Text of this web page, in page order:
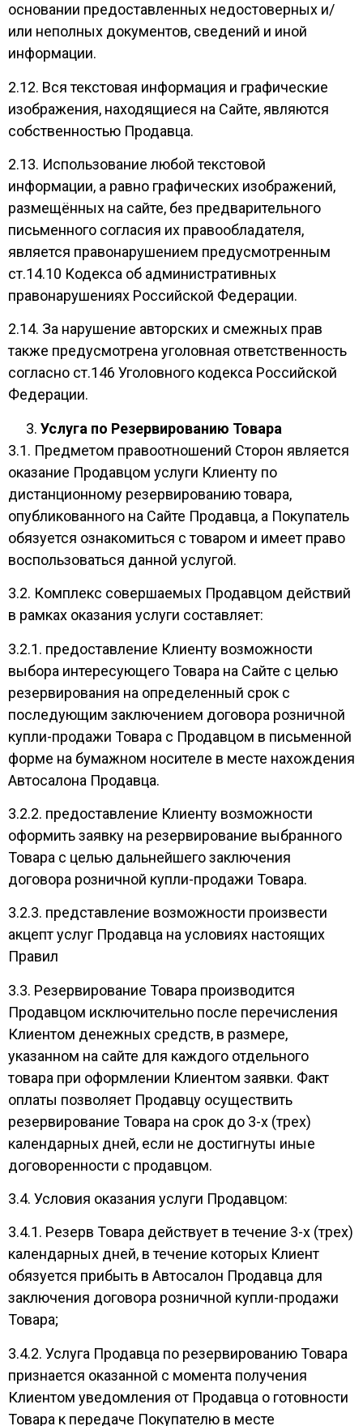
основании предоставленных недостоверных и/
или неполных документов, сведений и иной
информации.
2.12. Вся текстовая информация и графические
изображения, находящиеся на Сайте, являются
собственностью Продавца.
2.13. Использование любой текстовой
информации, а равно графических изображений,
размещённых на сайте, без предварительного
письменного согласия их правообладателя,
является правонарушением предусмотренным
ст.14.10 Кодекса об административных
правонарушениях Российской Федерации.
2.14. За нарушение авторских и смежных прав
также предусмотрена уголовная ответственность
согласно ст.146 Уголовного кодекса Российской
Федерации.
Услуга по Резервированию Товара
3.1. Предметом правоотношений Сторон является
оказание Продавцом услуги Клиенту по
дистанционному резервированию товара,
опубликованного на Сайте Продавца, а Покупатель
обязуется ознакомиться с товаром и имеет право
воспользоваться данной услугой.
3.2. Комплекс совершаемых Продавцом действий
в рамках оказания услуги составляет:
3.2.1. предоставление Клиенту возможности
выбора интересующего Товара на Сайте с целью
резервирования на определенный срок с
последующим заключением договора розничной
купли-продажи Товара с Продавцом в письменной
форме на бумажном носителе в месте нахождения
Автосалона Продавца.
3.2.2. предоставление Клиенту возможности
оформить заявку на резервирование выбранного
Товара с целью дальнейшего заключения
договора розничной купли-продажи Товара.
3.2.3. представление возможности произвести
акцепт услуг Продавца на условиях настоящих
Правил
3.3. Резервирование Товара производится
Продавцом исключительно после перечисления
Клиентом денежных средств, в размере,
указанном на сайте для каждого отдельного
товара при оформлении Клиентом заявки. Факт
оплаты позволяет Продавцу осуществить
резервирование Товара на срок до 3-х (трех)
календарных дней, если не достигнуты иные
договоренности с продавцом.
3.4. Условия оказания услуги Продавцом:
3.4.1. Резерв Товара действует в течение 3-х (трех)
календарных дней, в течение которых Клиент
обязуется прибыть в Автосалон Продавца для
заключения договора розничной купли-продажи
Товара;
3.4.2. Услуга Продавца по резервированию Товара
признается оказанной с момента получения
Клиентом уведомления от Продавца о готовности
Товара к передаче Покупателю в месте